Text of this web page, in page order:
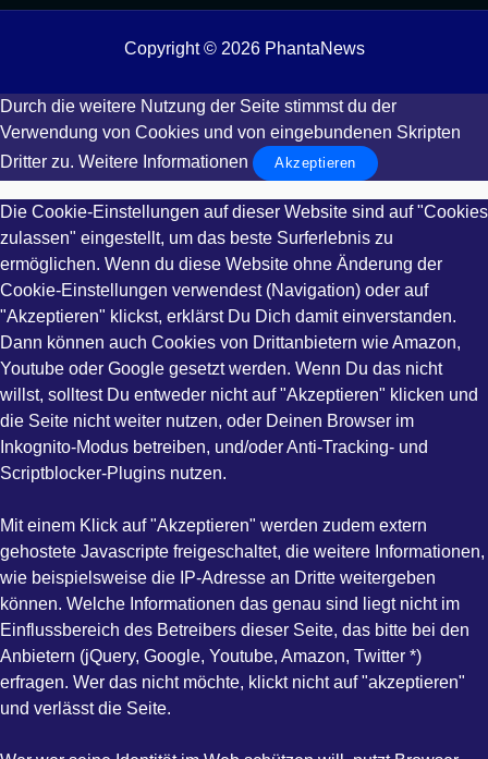
Copyright © 2026 PhantaNews
Durch die weitere Nutzung der Seite stimmst du der
Verwendung von Cookies und von eingebundenen Skripten
Dritter zu. Weitere Informationen Akzeptieren
Die Cookie-Einstellungen auf dieser Website sind auf "Cookies
zulassen" eingestellt, um das beste Surferlebnis zu
ermöglichen. Wenn du diese Website ohne Änderung der
Cookie-Einstellungen verwendest (Navigation) oder auf
"Akzeptieren" klickst, erklärst Du Dich damit einverstanden.
Dann können auch Cookies von Drittanbietern wie Amazon,
Youtube oder Google gesetzt werden. Wenn Du das nicht
willst, solltest Du entweder nicht auf "Akzeptieren" klicken und
die Seite nicht weiter nutzen, oder Deinen Browser im
Inkognito-Modus betreiben, und/oder Anti-Tracking- und
Scriptblocker-Plugins nutzen.
Mit einem Klick auf "Akzeptieren" werden zudem extern
gehostete Javascripte freigeschaltet, die weitere Informationen,
wie beispielsweise die IP-Adresse an Dritte weitergeben
können. Welche Informationen das genau sind liegt nicht im
Einflussbereich des Betreibers dieser Seite, das bitte bei den
Anbietern (jQuery, Google, Youtube, Amazon, Twitter *)
erfragen. Wer das nicht möchte, klickt nicht auf "akzeptieren"
und verlässt die Seite.